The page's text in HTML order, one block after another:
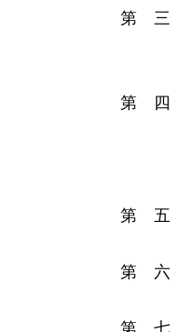
第 三
第 四
第 五
第 六
第 七